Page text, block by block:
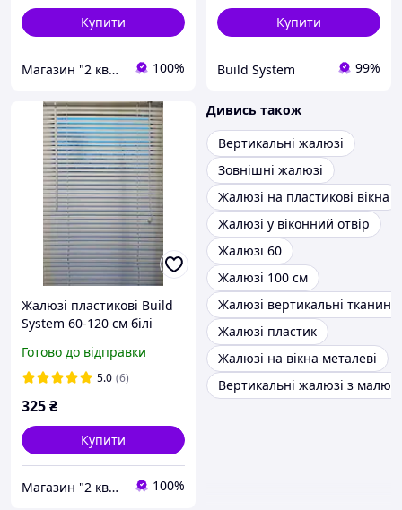
Купити
Магазин "2 квартал" 100%
Купити
Build System 99%
Жалюзі пластикові Build
System 60-120 см білі
Готово до відправки
5.0 (6)
325₴
Купити
Магазин "2 квартал" 100%
Дивись також
Вертикальні жалюзі
Зовнішні жалюзі
Жалюзі на пластикові вікна
Жалюзі у віконний отвір
Жалюзі 60
Жалюзі 100 см
Жалюзі вертикальні тканинні
Жалюзі пластик
Жалюзі на вікна металеві
Вертикальні жалюзі з